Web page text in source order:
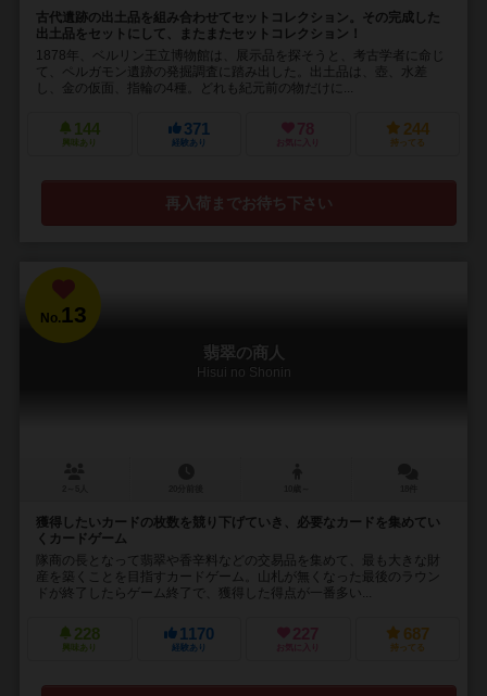
古代遺跡の出土品を組み合わせてセットコレクション。その完成した
出土品をセットにして、またまたセットコレクション！
1878年、ベルリン王立博物館は、展示品を探そうと、考古学者に命じ
て、ペルガモン遺跡の発掘調査に踏み出した。出土品は、壺、水差
し、金の仮面、指輪の4種。どれも紀元前の物だけに...
144
興味あり
371
経験あり
78
お気に入り
244
持ってる
再入荷までお待ち下さい
No.13
翡翠の商人
Hisui no Shonin
獲得したいカードの枚数を競り下げていき、必要なカードを集めてい
くカードゲーム
隊商の長となって翡翠や香辛料などの交易品を集めて、最も大きな財
産を築くことを目指すカードゲーム。山札が無くなった最後のラウン
ドが終了したらゲーム終了で、獲得した得点が一番多い...
228
興味あり
1170
経験あり
227
お気に入り
687
持ってる